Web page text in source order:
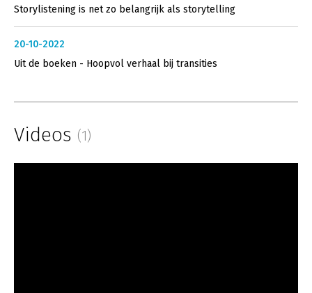
Storylistening is net zo belangrijk als storytelling
20-10-2022
Uit de boeken - Hoopvol verhaal bij transities
Videos (1)